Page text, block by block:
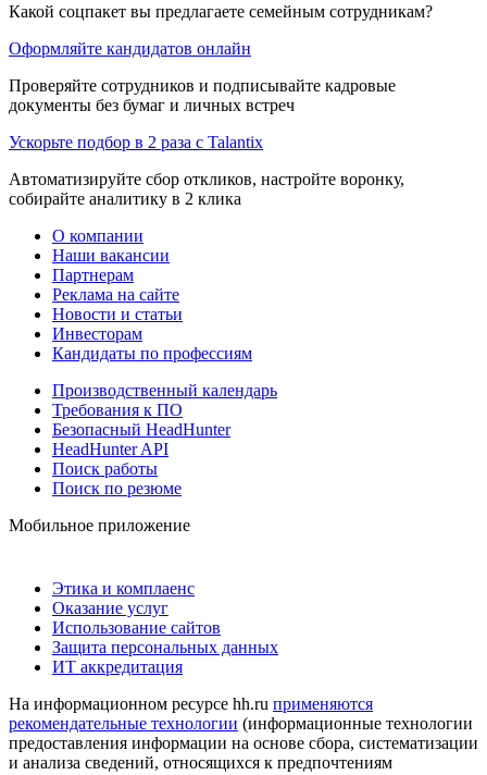
Какой соцпакет вы предлагаете семейным сотрудникам?
Оформляйте кандидатов онлайн
Проверяйте сотрудников и подписывайте кадровые
документы без бумаг и личных встреч
Ускорьте подбор в 2 раза с Talantix
Автоматизируйте сбор откликов, настройте воронку,
собирайте аналитику в 2 клика
О компании
Наши вакансии
Партнерам
Реклама на сайте
Новости и статьи
Инвесторам
Кандидаты по профессиям
Производственный календарь
Требования к ПО
Безопасный HeadHunter
HeadHunter API
Поиск работы
Поиск по резюме
Мобильное приложение
Этика и комплаенс
Оказание услуг
Использование сайтов
Защита персональных данных
ИТ аккредитация
На информационном ресурсе hh.ru применяются
рекомендательные технологии (информационные технологии
предоставления информации на основе сбора, систематизации
и анализа сведений, относящихся к предпочтениям